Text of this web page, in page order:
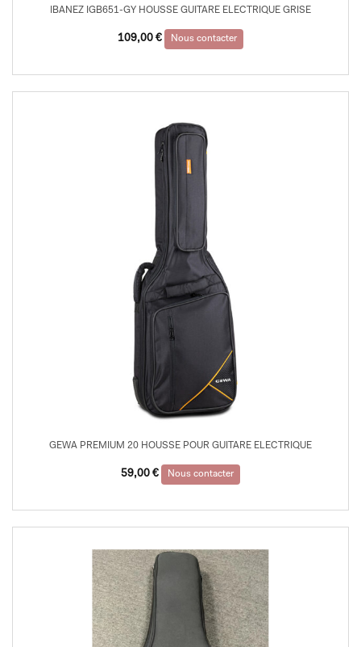
IBANEZ IGB651-GY HOUSSE GUITARE ELECTRIQUE GRISE
109,00 € Nous contacter
GEWA PREMIUM 20 HOUSSE POUR GUITARE ELECTRIQUE
59,00 € Nous contacter